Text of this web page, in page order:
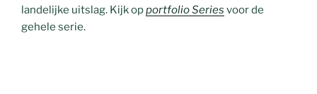
landelijke uitslag. Kijk opportfolio Series voor de
gehele serie.